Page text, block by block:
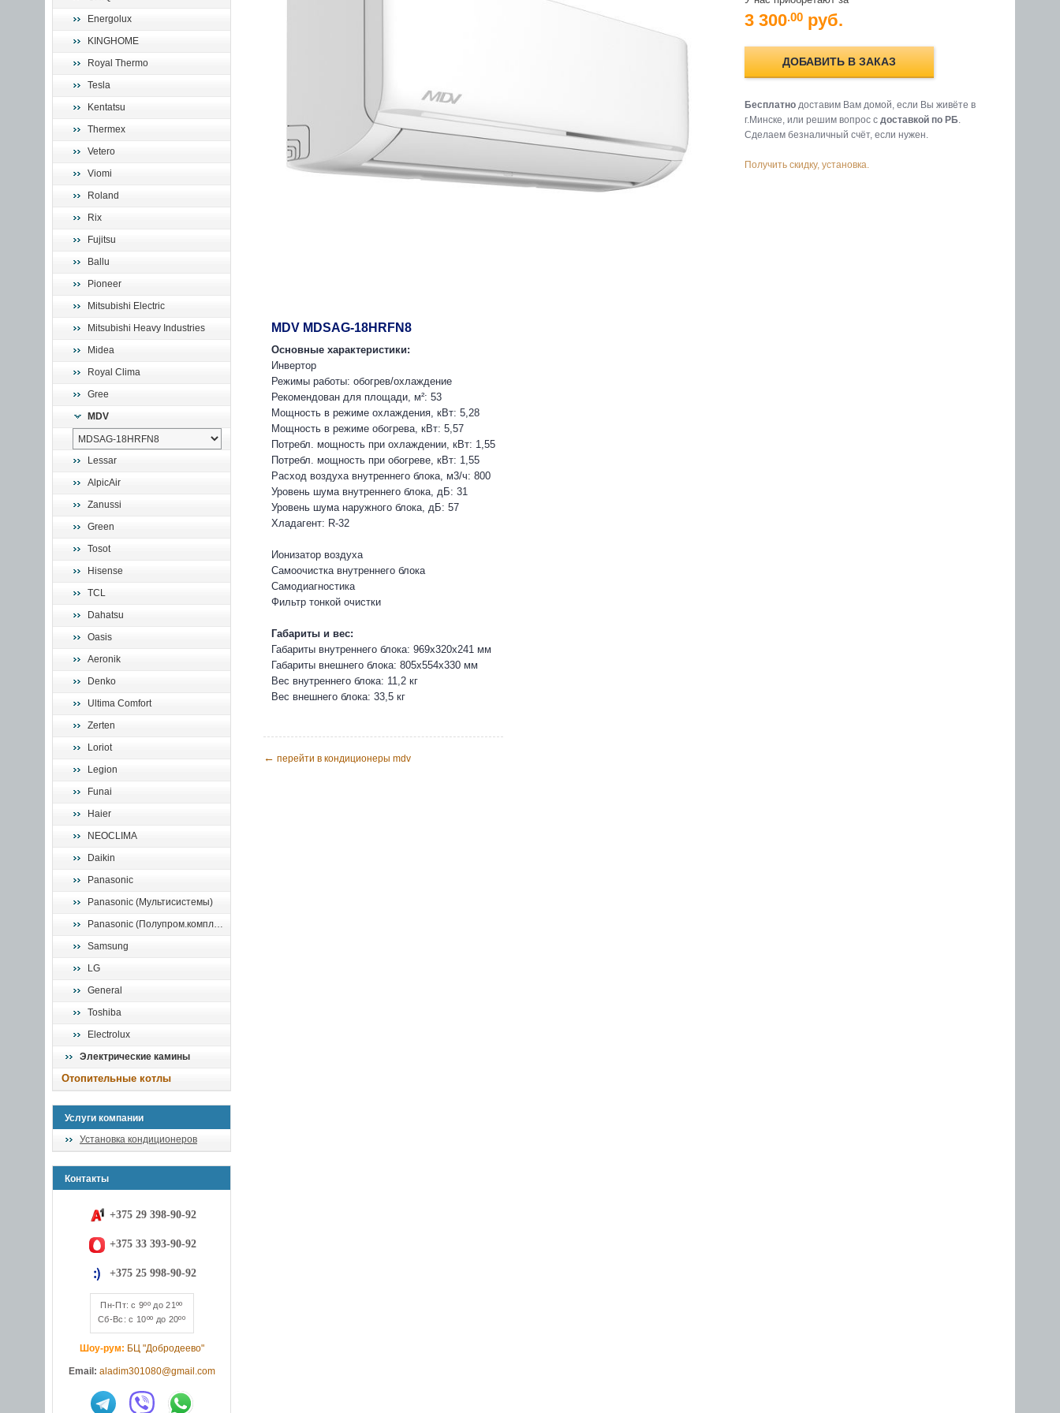
Energolux
KINGHOME
Royal Thermo
Tesla
Kentatsu
Thermex
Vetero
Viomi
Roland
Rix
Fujitsu
Ballu
Pioneer
Mitsubishi Electric
Mitsubishi Heavy Industries
Midea
Royal Clima
Gree
MDV
Lessar
AlpicAir
Zanussi
Green
Tosot
Hisense
TCL
Dahatsu
Oasis
Aeronik
Denko
Ultima Comfort
Zerten
Loriot
Legion
Funai
Haier
NEOCLIMA
Daikin
Panasonic
Panasonic (Мультисистемы)
Panasonic (Полупром.комплекты)
Samsung
LG
General
Toshiba
Electrolux
Электрические камины
Отопительные котлы
Услуги компании
Установка кондиционеров
Контакты
+375 29 398-90-92
+375 33 393-90-92
+375 25 998-90-92
Пн-Пт: с 9ºº до 21ºº
Сб-Вс: с 10ºº до 20ºº
Шоу-рум: БЦ "Добродеево"
Email: aladim301080@gmail.com
3 300.00 руб.
ДОБАВИТЬ В ЗАКАЗ
Бесплатнодоставим Вам домой, если Вы живёте в
г.Минске, или решим вопрос с доставкой по РБ.
Cделаем безналичный счёт, если нужен.
Получить скидку, установка.
MDV MDSAG-18HRFN8
Основные характеристики:
Инвертор
Режимы работы: обогрев/охлаждение
Рекомендован для площади, м²: 53
Мощность в режиме охлаждения, кВт: 5,28
Мощность в режиме обогрева, кВт: 5,57
Потребл. мощность при охлаждении, кВт: 1,55
Потребл. мощность при обогреве, кВт: 1,55
Расход воздуха внутреннего блока, м3/ч: 800
Уровень шума внутреннего блока, дБ: 31
Уровень шума наружного блока, дБ: 57
Хладагент: R-32
Ионизатор воздуха
Самоочистка внутреннего блока
Самодиагностика
Фильтр тонкой очистки
Габариты и вес:
Габариты внутреннего блока: 969х320х241 мм
Габариты внешнего блока: 805х554х330 мм
Вес внутреннего блока: 11,2 кг
Вес внешнего блока: 33,5 кг
← перейти в кондиционеры mdv